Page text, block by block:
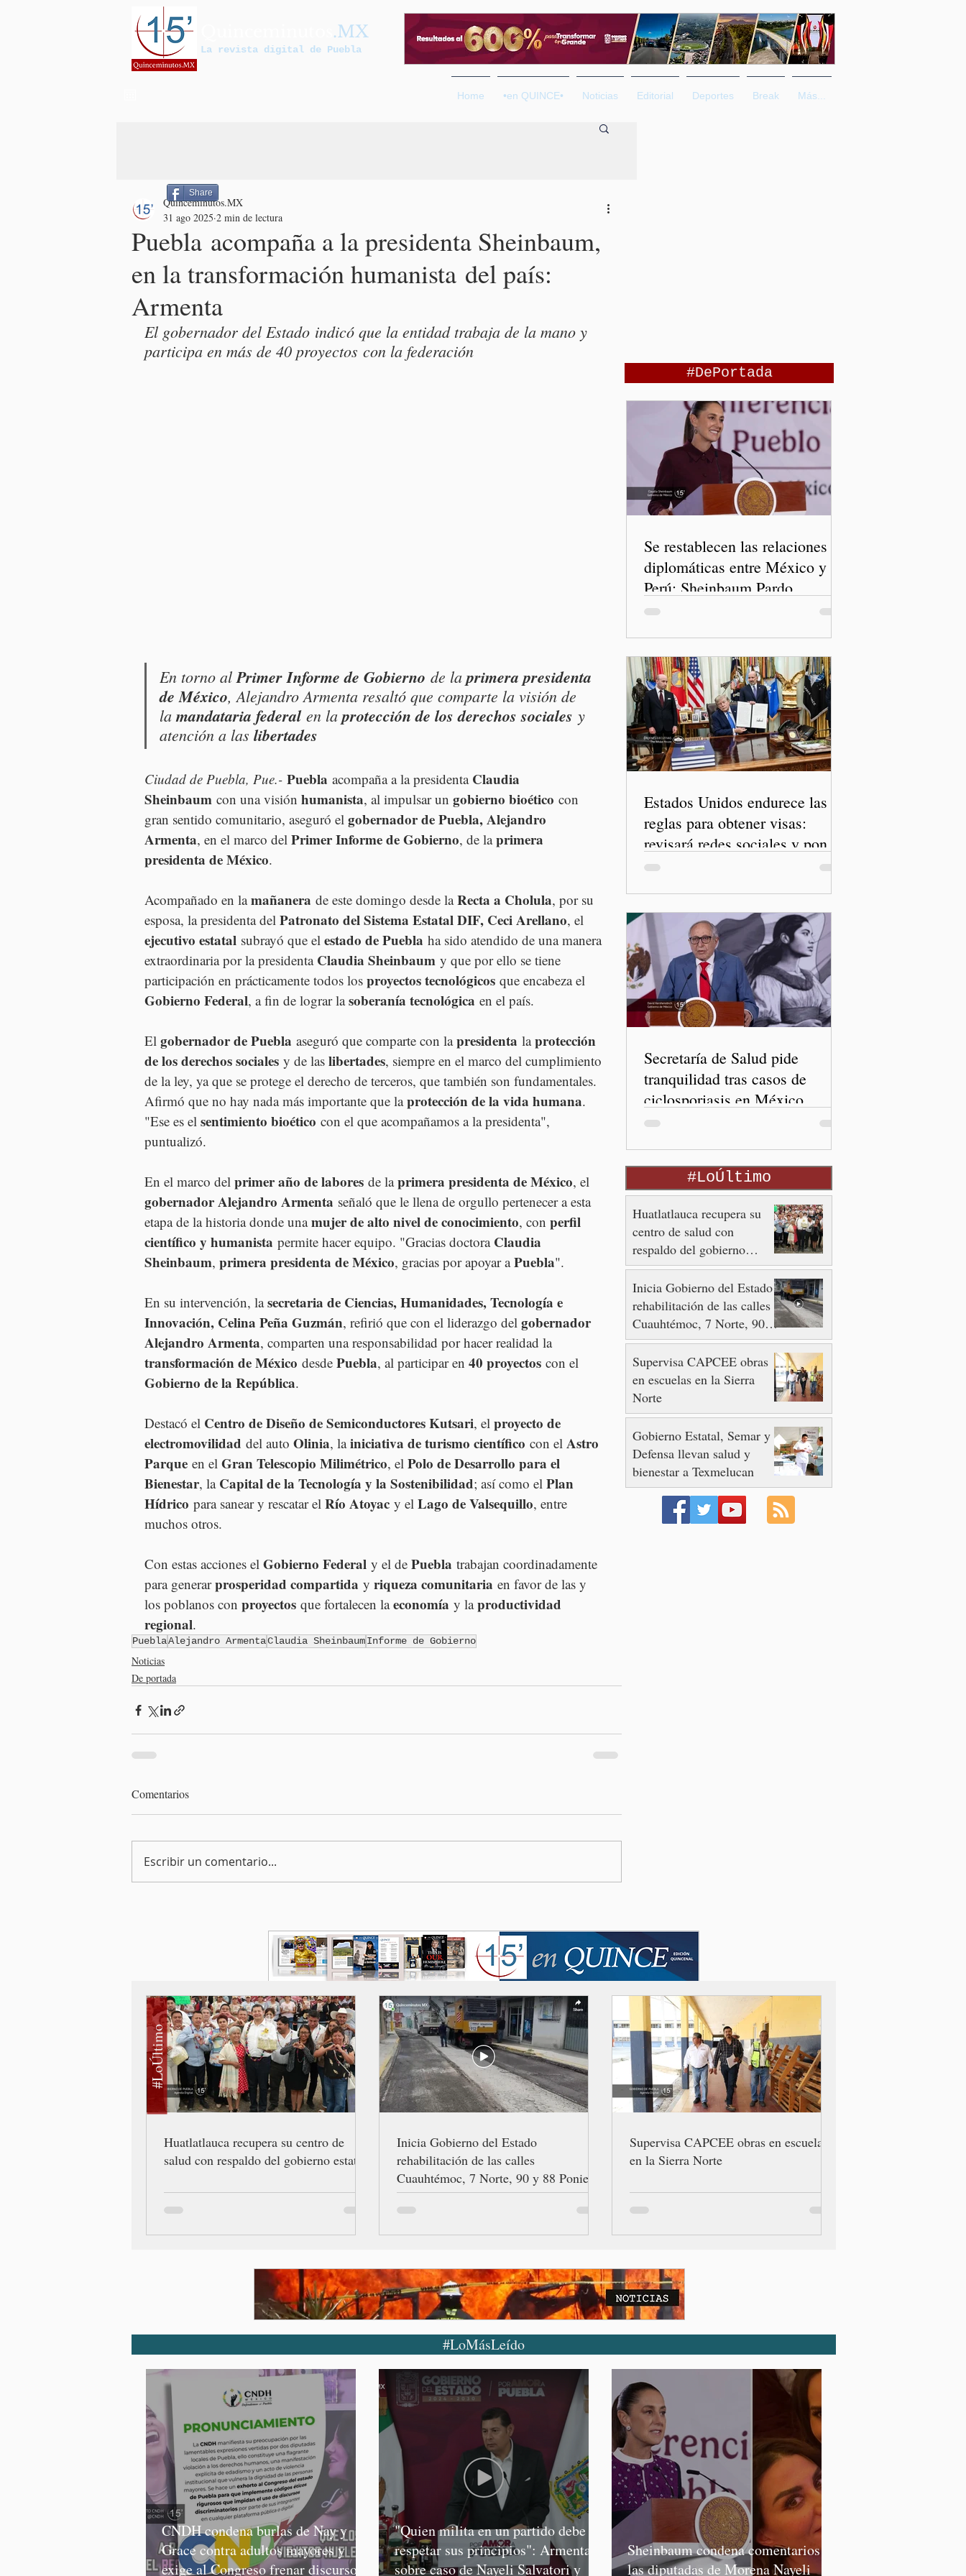
.MX
La revista digital de Puebla
Home •en QUINCE• Noticias Editorial Deportes Break Más...
Puebla acompaña a la presidenta Sheinbaum,
en la transformación humanista del país:
Armenta
Quinceminutos.MX
31 ago 2025 2 min de lectura
El gobernador del Estado indicó que la entidad trabaja de la mano y
participa en más de 40 proyectos con la federación
En torno al Primer Informe de Gobierno de la primera presidenta
de México, Alejandro Armenta resaltó que comparte la visión de
la mandataria federal en la protección de los derechos sociales y
atención a las libertades
Ciudad de Puebla, Pue.- Puebla acompaña a la presidenta Claudia
Sheinbaum con una visión humanista, al impulsar un gobierno bioético con
gran sentido comunitario, aseguró el gobernador de Puebla, Alejandro
Armenta, en el marco del Primer Informe de Gobierno, de la primera
presidenta de México.
Acompañado en la mañanera de este domingo desde la Recta a Cholula, por su
esposa, la presidenta del Patronato del Sistema Estatal DIF, Ceci Arellano, el
ejecutivo estatal subrayó que el estado de Puebla ha sido atendido de una manera
extraordinaria por la presidenta Claudia Sheinbaum y que por ello se tiene
participación en prácticamente todos los proyectos tecnológicos que encabeza el
Gobierno Federal, a fin de lograr la soberanía tecnológica en el país.
El gobernador de Puebla aseguró que comparte con la presidenta la protección
de los derechos sociales y de las libertades, siempre en el marco del cumplimiento
de la ley, ya que se protege el derecho de terceros, que también son fundamentales.
Afirmó que no hay nada más importante que la protección de la vida humana.
"Ese es el sentimiento bioético con el que acompañamos a la presidenta",
puntualizó.
En el marco del primer año de labores de la primera presidenta de México, el
gobernador Alejandro Armenta señaló que le llena de orgullo pertenecer a esta
etapa de la historia donde una mujer de alto nivel de conocimiento, con perfil
científico y humanista permite hacer equipo. "Gracias doctora Claudia
Sheinbaum, primera presidenta de México, gracias por apoyar a Puebla".
En su intervención, la secretaria de Ciencias, Humanidades, Tecnología e
Innovación, Celina Peña Guzmán, refirió que con el liderazgo del gobernador
Alejandro Armenta, comparten una responsabilidad por hacer realidad la
transformación de México desde Puebla, al participar en 40 proyectos con el
Gobierno de la República.
Destacó el Centro de Diseño de Semiconductores Kutsari, el proyecto de
electromovilidad del auto Olinia, la iniciativa de turismo científico con el Astro
Parque en el Gran Telescopio Milimétrico, el Polo de Desarrollo para el
Bienestar, la Capital de la Tecnología y la Sostenibilidad; así como el Plan
Hídrico para sanear y rescatar el Río Atoyac y el Lago de Valsequillo, entre
muchos otros.
Con estas acciones el Gobierno Federal y el de Puebla trabajan coordinadamente
para generar prosperidad compartida y riqueza comunitaria en favor de las y
los poblanos con proyectos que fortalecen la economía y la productividad
regional.
PueblaAlejandro ArmentaClaudia SheinbaumInforme de Gobierno
Noticias
De portada
Comentarios
Escribir un comentario...
Share
#DePortada
Se restablecen las relaciones
diplomáticas entre México y
Perú: Sheinbaum Pardo
Estados Unidos endurece las
reglas para obtener visas:
revisará redes sociales y pone
freno al Turismo de Nacimiento
Secretaría de Salud pide
tranquilidad tras casos de
ciclosporiasis en México
#LoÚltimo
Huatlatlauca recupera su
centro de salud con
respaldo del gobierno
estatal
Inicia Gobierno del Estado
rehabilitación de las calles
Cuauhtémoc, 7 Norte, 90 y
88 Poniente
Supervisa CAPCEE obras
en escuelas en la Sierra
Norte
Gobierno Estatal, Semar y
Defensa llevan salud y
bienestar a Texmelucan
Huatlatlauca recupera su centro de
salud con respaldo del gobierno estatal
Inicia Gobierno del Estado
rehabilitación de las calles
Cuauhtémoc, 7 Norte, 90 y 88 Poniente
Supervisa CAPCEE obras en escuelas
en la Sierra Norte
#LoÚltimo
#LoMásLeído
CNDH condena burlas de Nay y
Grace contra adultos mayores y
exige al Congreso frenar discursos
"Quien milita en un partido debe
respetar sus principios": Armenta,
sobre caso de Nayeli Salvatori y
Sheinbaum condena comentarios de
las diputadas de Morena Nayeli